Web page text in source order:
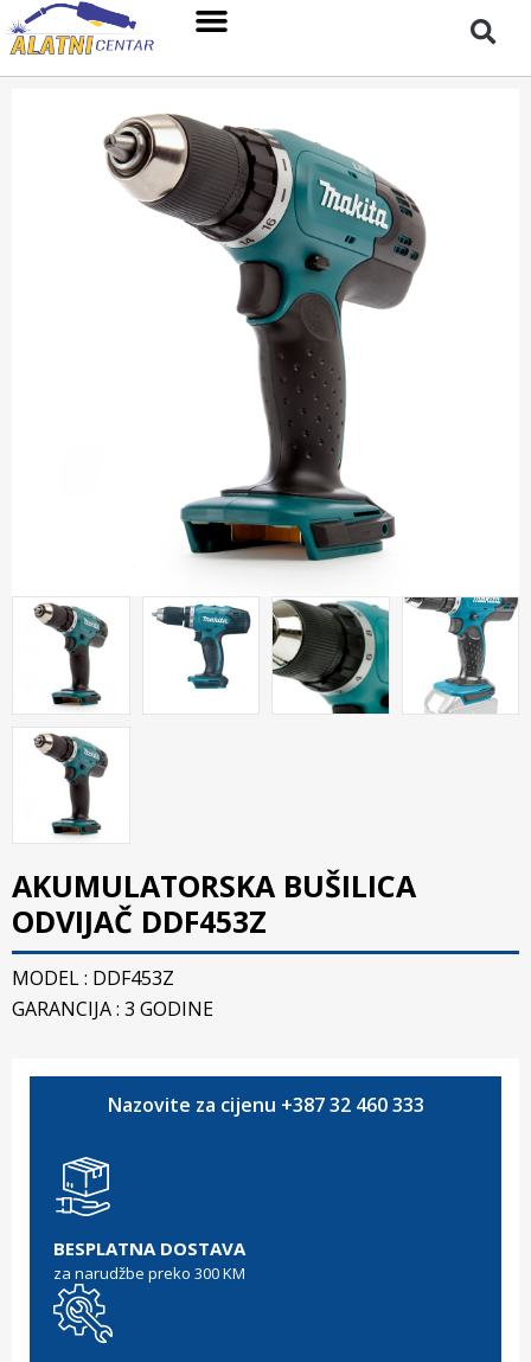
AKUMULATORSKA BUŠILICA
ODVIJAČ DDF453Z
MODEL : DDF453Z
GARANCIJA : 3 GODINE
Nazovite za cijenu +387 32 460 333
BESPLATNA DOSTAVA
za narudžbe preko 300 KM